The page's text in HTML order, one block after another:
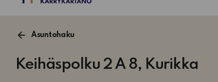
Asuntohaku
Keihäspolku 2 A 8, Kurikka